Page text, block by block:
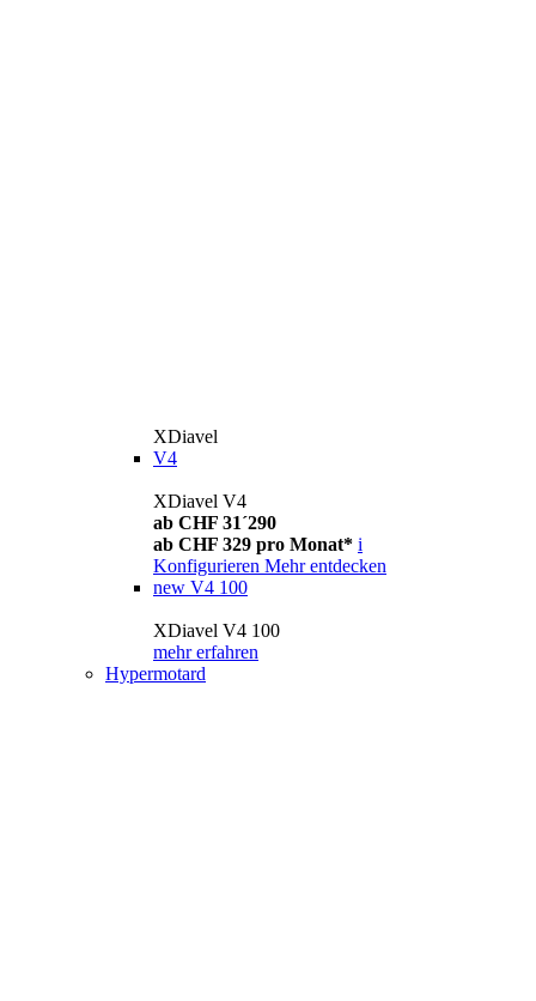
XDiavel
V4
XDiavel V4
ab CHF 31´290
ab CHF 329 pro Monat* i
Konfigurieren Mehr entdecken
new V4 100
XDiavel V4 100
mehr erfahren
Hypermotard